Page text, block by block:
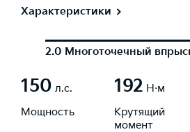
Характеристики
2.0 Многоточечный
150 л.с.
Мощность
192 Н·м
Крутящий
момент